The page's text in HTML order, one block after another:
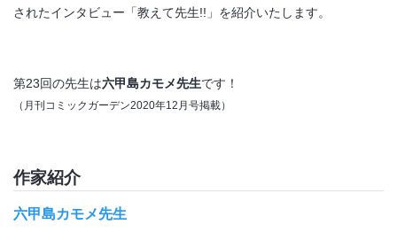
されたインタビュー「教えて先生!!」を紹介いたします。
第23回の先生は六甲島カモメ先生です！
（月刊コミックガーデン2020年12月号掲載）
作家紹介
六甲島カモメ先生